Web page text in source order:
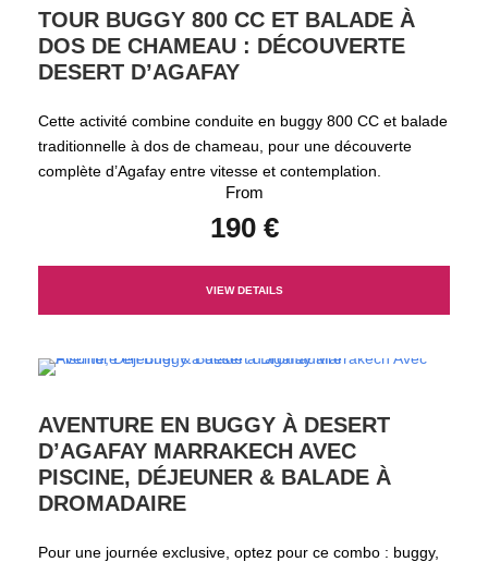
TOUR BUGGY 800 CC ET BALADE À
DOS DE CHAMEAU : DÉCOUVERTE
DESERT D’AGAFAY
Cette activité combine conduite en buggy 800 CC et balade
traditionnelle à dos de chameau, pour une découverte
complète d’Agafay entre vitesse et contemplation.
From
190 €
VIEW DETAILS
AVENTURE EN BUGGY À DESERT
D’AGAFAY MARRAKECH AVEC
PISCINE, DÉJEUNER & BALADE À
DROMADAIRE
Pour une journée exclusive, optez pour ce combo : buggy,